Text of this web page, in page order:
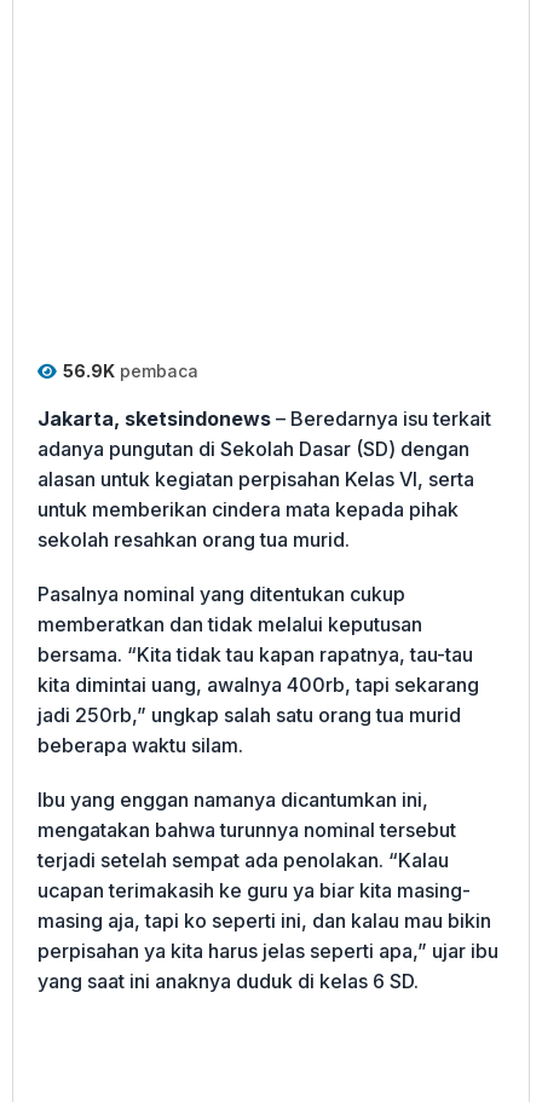
56.9K pembaca
Jakarta, sketsindonews – Beredarnya isu terkait
adanya pungutan di Sekolah Dasar (SD) dengan
alasan untuk kegiatan perpisahan Kelas VI, serta
untuk memberikan cindera mata kepada pihak
sekolah resahkan orang tua murid.
Pasalnya nominal yang ditentukan cukup
memberatkan dan tidak melalui keputusan
bersama. “Kita tidak tau kapan rapatnya, tau-tau
kita dimintai uang, awalnya 400rb, tapi sekarang
jadi 250rb,” ungkap salah satu orang tua murid
beberapa waktu silam.
Ibu yang enggan namanya dicantumkan ini,
mengatakan bahwa turunnya nominal tersebut
terjadi setelah sempat ada penolakan. “Kalau
ucapan terimakasih ke guru ya biar kita masing-
masing aja, tapi ko seperti ini, dan kalau mau bikin
perpisahan ya kita harus jelas seperti apa,” ujar ibu
yang saat ini anaknya duduk di kelas 6 SD.